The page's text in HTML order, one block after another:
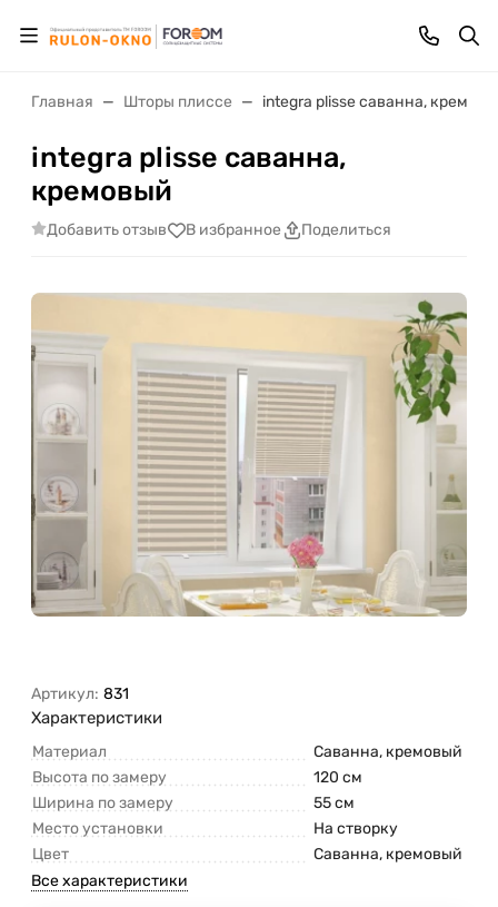
Главная Шторы плиссе integra plisse саванна,
integra plisse саванна,
кремовый
Добавить отзыв В избранное Поделиться
Артикул: 831
Характеристики
Материал
Саванна, кремовый
Высота по замеру
120 см
Ширина по замеру
55 см
Место установки
На створку
Цвет
Саванна, кремовый
Все характеристики